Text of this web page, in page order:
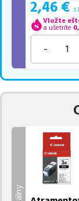
2,46 € s
Vložte
a ušetríte
-